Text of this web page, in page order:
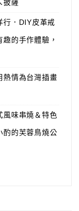
披薩
行．DIY皮革戒
的手作體驗，
熱情為台灣插畫
風味串燒＆特色
酌的芙蓉鳥燒公